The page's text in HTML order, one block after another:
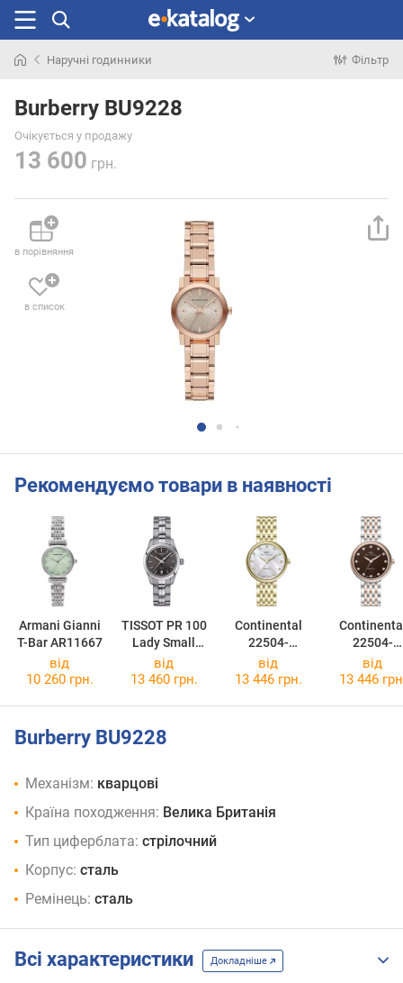
раніше
Наручні годинники Фільтр
Burberry BU9228
Очікується у продажу
13 600 грн.
в порівняння
в список
Рекомендуємо товари в наявності
Armani Gianni
T-Bar AR11667
TISSOT PR 100
Lady Small
T101.010.11.0
61.00
Continental
22504-
LT202500
22504-
LT815640
від
10 260 грн.
від
13 460 грн.
від
13 446 грн.
від
13 446
Burberry BU9228
Механізм: кварцові
Країна походження: Велика Британія
Тип циферблата: стрілочний
Корпус: сталь
Ремінець: сталь
Всі характеристики Докладніше